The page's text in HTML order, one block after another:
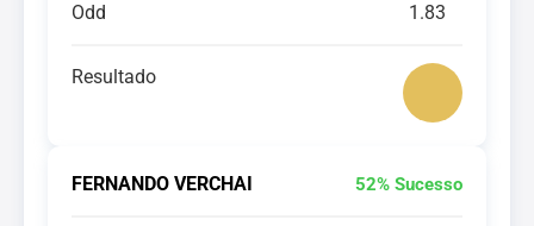
Odd 1.83
Resultado
FERNANDO VERCHAI 52% Sucesso